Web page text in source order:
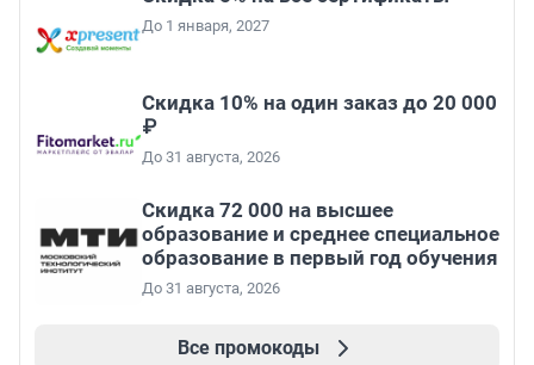
До 1 января, 2027
Скидка 10% на один заказ до 20 000
₽
До 31 августа, 2026
Скидка 72 000 на высшее
образование и среднее специальное
образование в первый год обучения
До 31 августа, 2026
Все промокоды